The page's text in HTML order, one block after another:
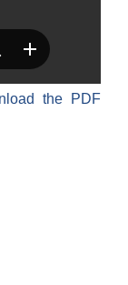
the PDF